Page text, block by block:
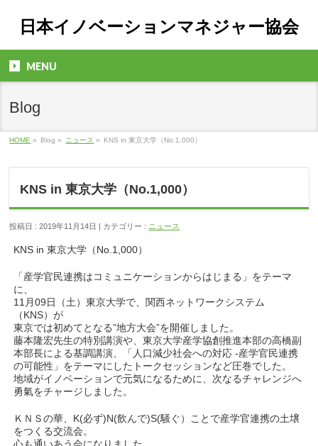
日本イノベーションマネジャー協会
MENU
Blog
HOME » Blog » ニュース » KNS in 東京大学（No.1,000）
KNS in 東京大学（No.1,000）
投稿日 : 2019年11月14日 | カテゴリー : ニュース
KNS in 東京大学（No.1,000）
「産学官民連携はコミュニケーションからはじまる」をテーマ
に、
11月09日（土）東京大学で、関西ネットワークシステム
（KNS）が
東京では初めてとなる”地方大会”を開催しました。
藤本隆宏先生の特別講演や、東京大学産学協創推進本部の高橋副
本部長による基調講演、「人口減少社会への対応 -産学官民連携
の可能性」をテーマにしたトークセッションなど圧巻でした。
地域がイノベーションで元気になるために、次なるチャレンジへ
勇氣をチャージしました。
ＫＮＳの華、K(必ず)N(飲んで)S(騒ぐ）ことで産学官連携の土壌
をつくる交流会。